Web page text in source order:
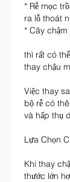
* Rễ mọc
ra lỗ thoát
* Cây
thì rất có
thay chậu
Việc thay
bộ rễ có
và hấp thụ
Lựa Chọn
Khi thay
thước lớn